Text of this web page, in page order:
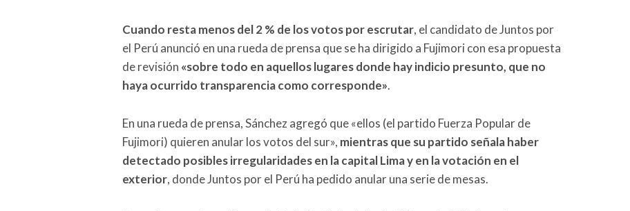
Cuando resta menos del 2 % de los votos por escrutar, el candidato de Juntos por
el Perú anunció en una rueda de prensa que se ha dirigido a Fujimori con esa propuesta
de revisión «sobre todo en aquellos lugares donde hay indicio presunto, que no
haya ocurrido transparencia como corresponde».
En una rueda de prensa, Sánchez agregó que «ellos (el partido Fuerza Popular de
Fujimori) quieren anular los votos del sur», mientras que su partido señala haber
detectado posibles irregularidades en la capital Lima y en la votación en el
exterior, donde Juntos por el Perú ha pedido anular una serie de mesas.